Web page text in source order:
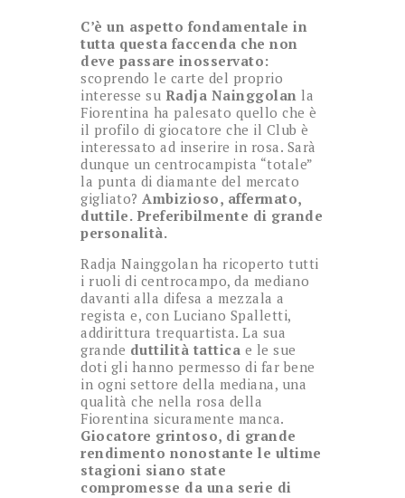
C’è un aspetto fondamentale in
tutta questa faccenda che non
deve passare inosservato:
scoprendo le carte del proprio
interesse su Radja Nainggolan la
Fiorentina ha palesato quello che è
il profilo di giocatore che il Club è
interessato ad inserire in rosa. Sarà
dunque un centrocampista “totale”
la punta di diamante del mercato
gigliato? Ambizioso, affermato,
duttile. Preferibilmente di grande
personalità.
Radja Nainggolan ha ricoperto tutti
i ruoli di centrocampo, da mediano
davanti alla difesa a mezzala a
regista e, con Luciano Spalletti,
addirittura trequartista. La sua
grande duttilità tattica e le sue
doti gli hanno permesso di far bene
in ogni settore della mediana, una
qualità che nella rosa della
Fiorentina sicuramente manca.
Giocatore grintoso, di grande
rendimento nonostante le ultime
stagioni siano state
compromesse da una serie di